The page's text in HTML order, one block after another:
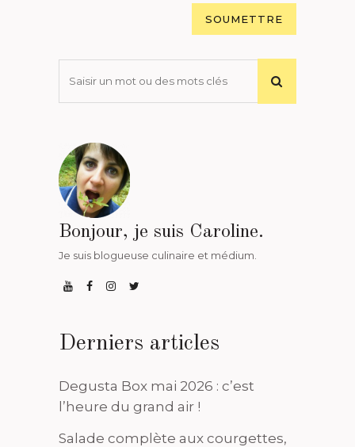
Bonjour, je suis Caroline.
Je suis blogueuse culinaire et médium.
Derniers articles
Degusta Box mai 2026 : c’est
l’heure du grand air !
Salade complète aux courgettes,